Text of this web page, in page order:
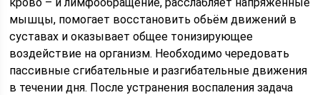
мышцы, помогает восстановить обьём движений в
суставах и оказывает общее тонизирующее
воздействие на организм. Необходимо чередовать
пассивные сгибательные и разгибательные движения
в течении дня. После устранения воспаления задача